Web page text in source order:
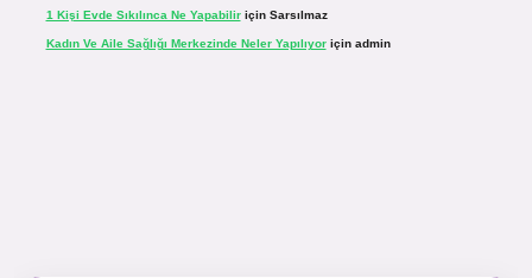
1 Kişi Evde Sıkılınca Ne Yapabiliriçin Sarsılmaz
Kadın Ve Aile Sağlığı Merkezinde Neler Yapılıyoriçin admin